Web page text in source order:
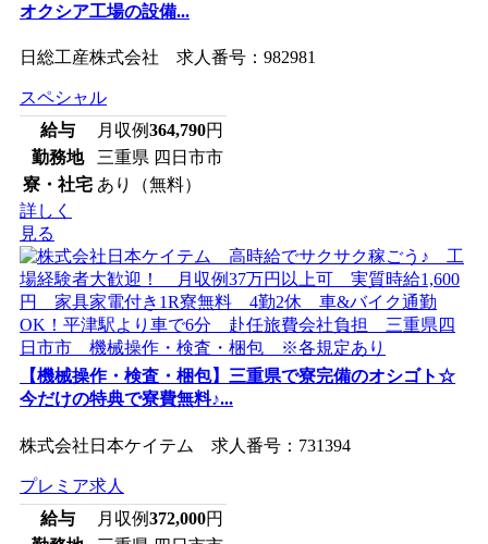
オクシア工場の設備...
日総工産株式会社 求人番号：982981
スペシャル
給与
月収例364,790円
勤務地
三重県 四日市市
寮・社宅 あり（無料）
詳しく
見る
【機械操作・検査・梱包】三重県で寮完備のオシゴト☆
今だけの特典で寮費無料♪...
株式会社日本ケイテム 求人番号：731394
プレミア求人
給与
月収例372,000円